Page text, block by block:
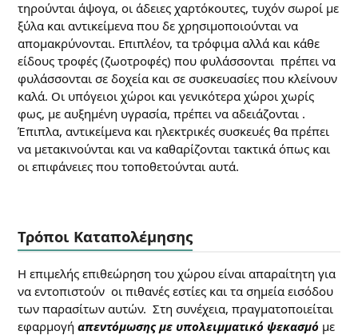
τηρούνται άψογα, οι άδειες χαρτόκουτες, τυχόν σωροί με
ξύλα και αντικείμενα που δε χρησιμοποιούνται να
απομακρύνονται. Επιπλέον, τα τρόφιμα αλλά και κάθε
είδους τροφές (ζωοτροφές) που φυλάσσονται πρέπει να
φυλάσσονται σε δοχεία και σε συσκευασίες που κλείνουν
καλά. Οι υπόγειοι χώροι και γενικότερα χώροι χωρίς
φως, με αυξημένη υγρασία, πρέπει να αδειάζονται .
Έπιπλα, αντικείμενα και ηλεκτρικές συσκευές θα πρέπει
να μετακινούνται και να καθαρίζονται τακτικά όπως και
οι επιφάνειες που τοποθετούνται αυτά.
Τρόποι Καταπολέμησης
Η επιμελής επιθεώρηση του χώρου είναι απαραίτητη για
να εντοπιστούν οι πιθανές εστίες και τα σημεία εισόδου
των παρασίτων αυτών. Στη συνέχεια, πραγματοποιείται
εφαρμογήαπεντόμωσης με υπολειμματικό ψεκασμό με